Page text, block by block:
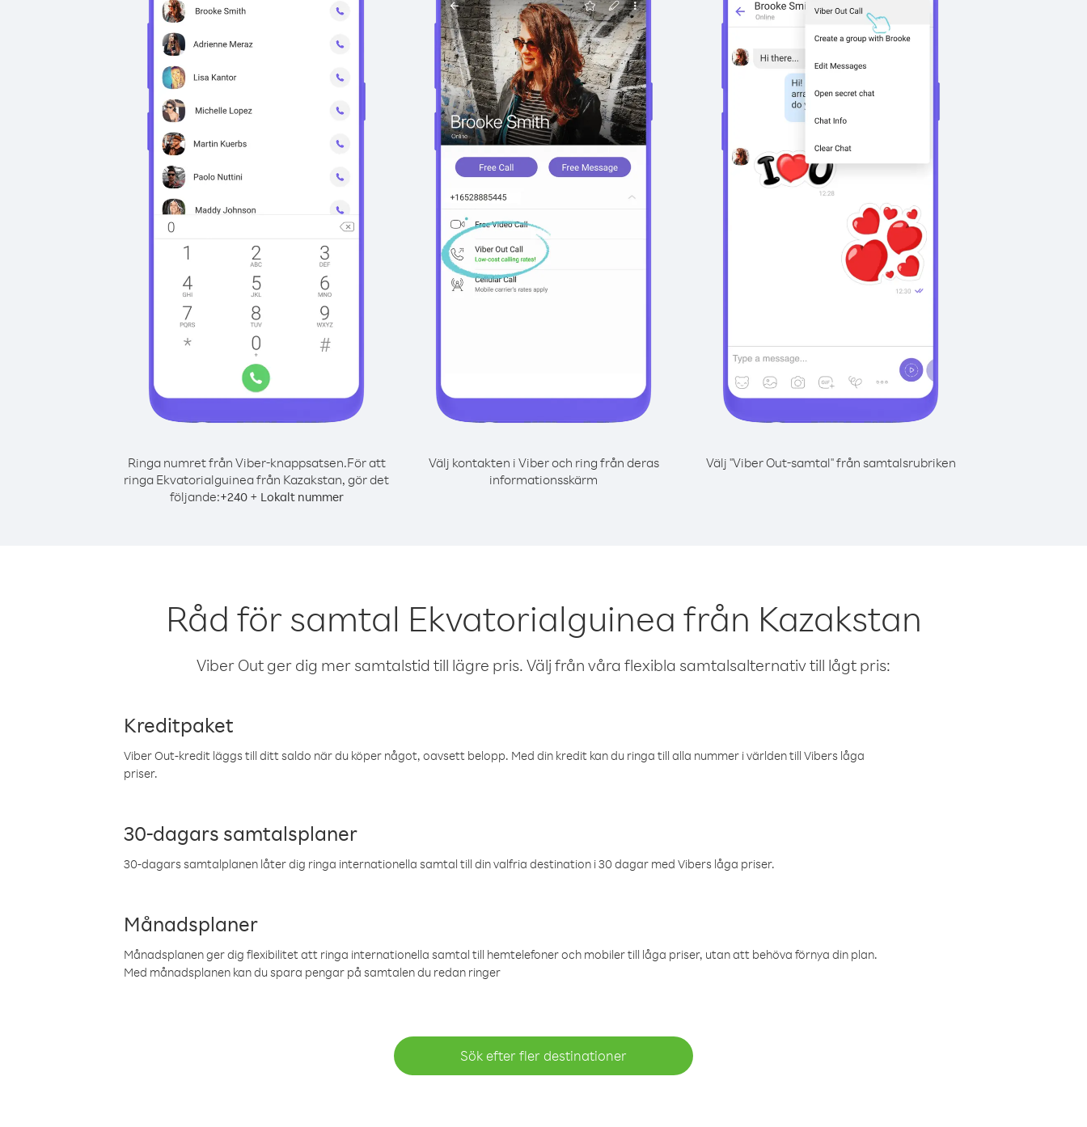
Ringa numret från Viber-knappsatsen.För att
ringa Ekvatorialguinea från Kazakstan, gör det
följande:+240+ Lokalt nummer
Välj kontakten i Viber och ring från deras
informationsskärm
Välj "Viber Out-samtal" från samtalsrubriken
Råd för samtal Ekvatorialguinea från Kazakstan
Viber Out ger dig mer samtalstid till lägre pris. Välj från våra flexibla samtalsalternativ till lågt pris:
Kreditpaket
Viber Out-kredit läggs till ditt saldo när du köper något, oavsett belopp. Med din kredit kan du ringa till alla nummer i världen till Vibers låga
priser.
30-dagars samtalsplaner
30-dagars samtalplanen låter dig ringa internationella samtal till din valfria destination i 30 dagar med Vibers låga priser.
Månadsplaner
Månadsplanen ger dig flexibilitet att ringa internationella samtal till hemtelefoner och mobiler till låga priser, utan att behöva förnya din plan.
Med månadsplanen kan du spara pengar på samtalen du redan ringer
Sök efter fler destinationer